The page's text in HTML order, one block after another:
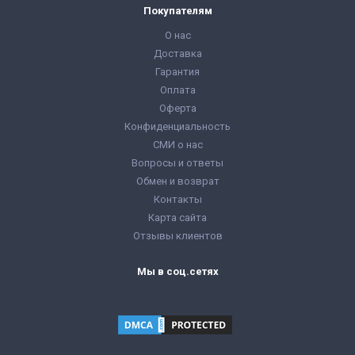
Покупателям
О нас
Доставка
Гарантия
Оплата
Оферта
Конфиденциальность
СМИ о нас
Вопросы и ответы
Обмен и возврат
Контакты
Карта сайта
Отзывы клиентов
Мы в соц.сетях